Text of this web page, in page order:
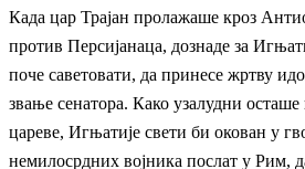
Када цар Трајан пролажаше кроз
против Персијанаца, дознаде за
поче саветовати, да принесе жртву
звање сенатора. Како узалудни
цареве, Игњатије свети би окован у
немилосрдних војника послат у Рим,